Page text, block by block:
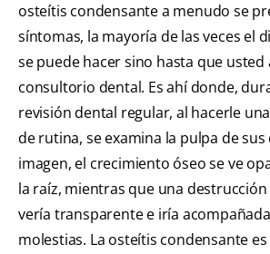
osteítis condensante a menudo se
síntomas, la mayoría de las veces el
se puede hacer sino hasta que usted
consultorio dental. Es ahí donde,
revisión dental regular, al hacerle una
de rutina, se examina la pulpa de sus
imagen, el crecimiento óseo se ve
la raíz, mientras que una
vería transparente e iría
molestias. La osteítis condensante